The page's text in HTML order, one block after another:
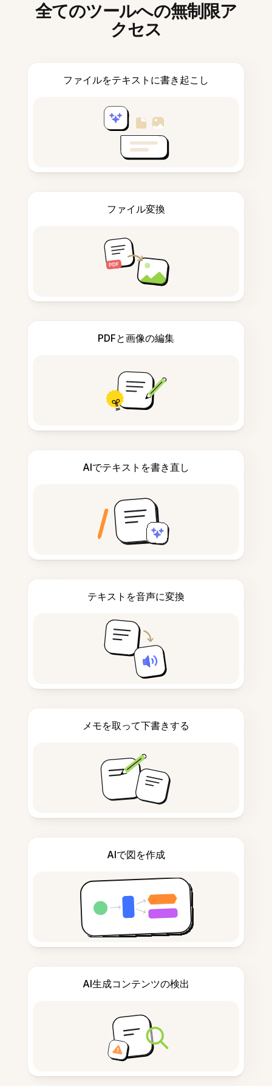
全てのツールへの無制限ア
クセス
ファイルをテキストに書き起こし
ファイル変換
PDFと画像の編集
AIでテキストを書き直し
テキストを音声に変換
メモを取って下書きする
AIで図を作成
AI生成コンテンツの検出